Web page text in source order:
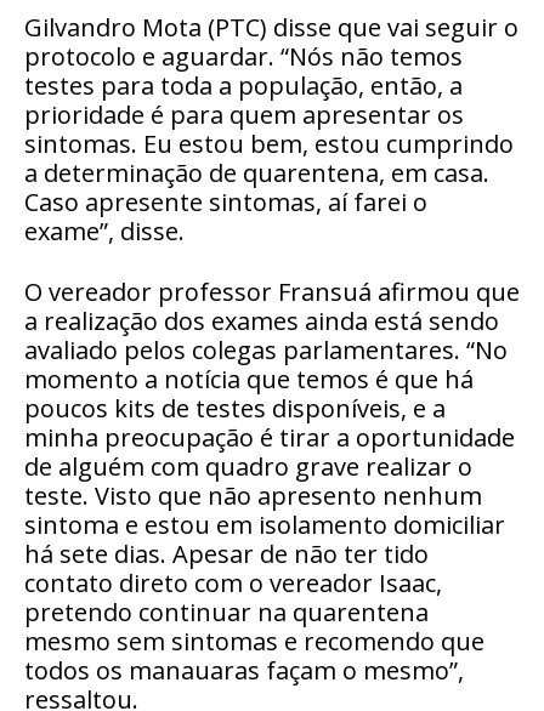
Gilvandro Mota (PTC) disse que vai seguir o
protocolo e aguardar. “Nós não temos
testes para toda a população, então, a
prioridade é para quem apresentar os
sintomas. Eu estou bem, estou cumprindo
a determinação de quarentena, em casa.
Caso apresente sintomas, aí farei o
exame”, disse.
O vereador professor Fransuá afirmou que
a realização dos exames ainda está sendo
avaliado pelos colegas parlamentares. “No
momento a notícia que temos é que há
poucos kits de testes disponíveis, e a
minha preocupação é tirar a oportunidade
de alguém com quadro grave realizar o
teste. Visto que não apresento nenhum
sintoma e estou em isolamento domiciliar
há sete dias. Apesar de não ter tido
contato direto com o vereador Isaac,
pretendo continuar na quarentena
mesmo sem sintomas e recomendo que
todos os manauaras façam o mesmo”,
ressaltou.